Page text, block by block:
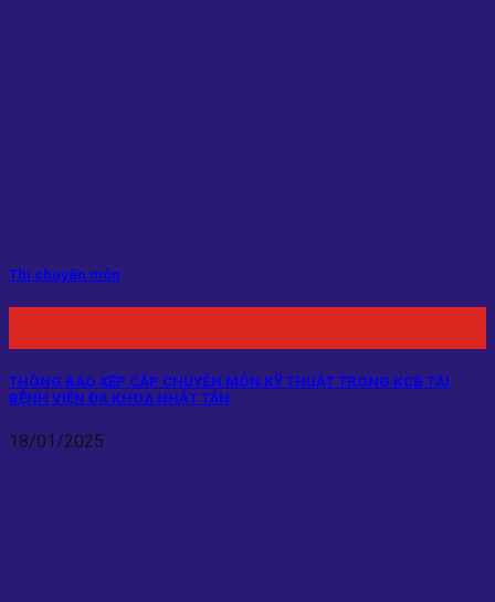
Thi chuyên môn
THÔNG BÁO XẾP CẤP CHUYÊN MÔN KỸ THUẬT TRONG KCB TẠI
BỆNH VIỆN ĐA KHOA NHẬT TÂN
18/01/2025